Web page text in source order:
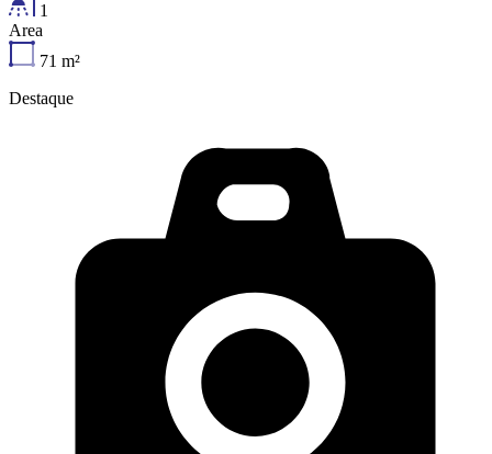
1
Area
71 m²
Destaque